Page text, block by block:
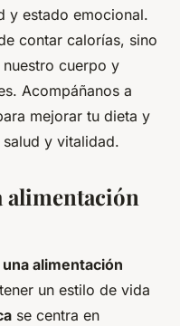
y estado emocional.
contar calorías, sino
cuerpo y
Acompáñanos a
mejorar tu dieta y
y vitalidad.
alimentación
alimentación
un estilo de vida
se centra en